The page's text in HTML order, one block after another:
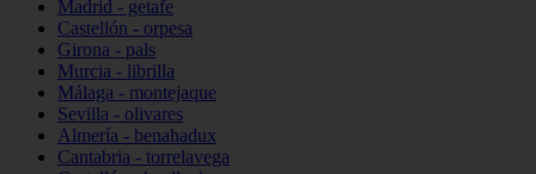
Madrid - getafe
Castellón - orpesa
Girona - pals
Murcia - librilla
Málaga - montejaque
Sevilla - olivares
Almería - benahadux
Cantabria - torrelavega